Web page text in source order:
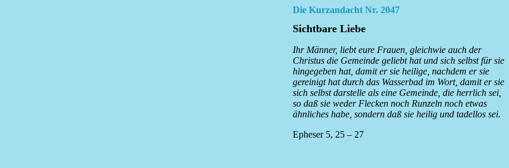
Die Kurzandacht Nr. 2047
Sichtbare Liebe
Ihr Männer, liebt eure Frauen, gleichwie auch der
Christus die Gemeinde geliebt hat und sich selbst für sie
hingegeben hat, damit er sie heilige, nachdem er sie
gereinigt hat durch das Wasserbad im Wort, damit er sie
sich selbst darstelle als eine Gemeinde, die herrlich sei,
so daß sie weder Flecken noch Runzeln noch etwas
ähnliches habe, sondern daß sie heilig und tadellos sei.
Epheser 5, 25 – 27